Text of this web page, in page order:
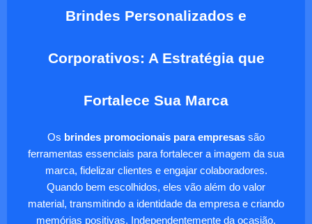
Brindes Personalizados e
Corporativos: A Estratégia que
Fortalece Sua Marca
Os brindes promocionais para empresas são
ferramentas essenciais para fortalecer a imagem da sua
marca, fidelizar clientes e engajar colaboradores.
Quando bem escolhidos, eles vão além do valor
material, transmitindo a identidade da empresa e criando
memórias positivas. Independentemente da ocasião,